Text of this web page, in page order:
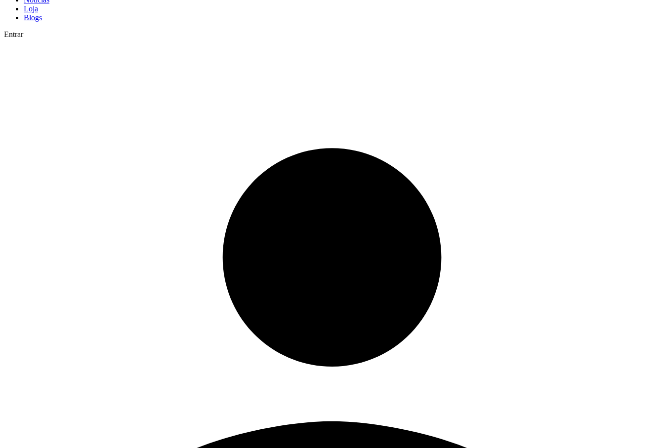
Loja
Blogs
Entrar